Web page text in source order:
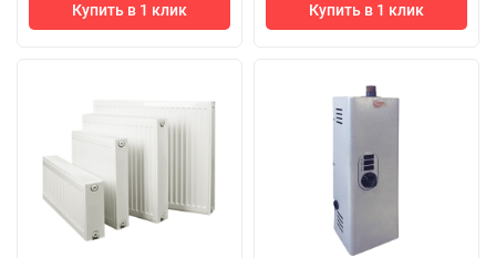
Купить в 1 клик Купить в 1 клик